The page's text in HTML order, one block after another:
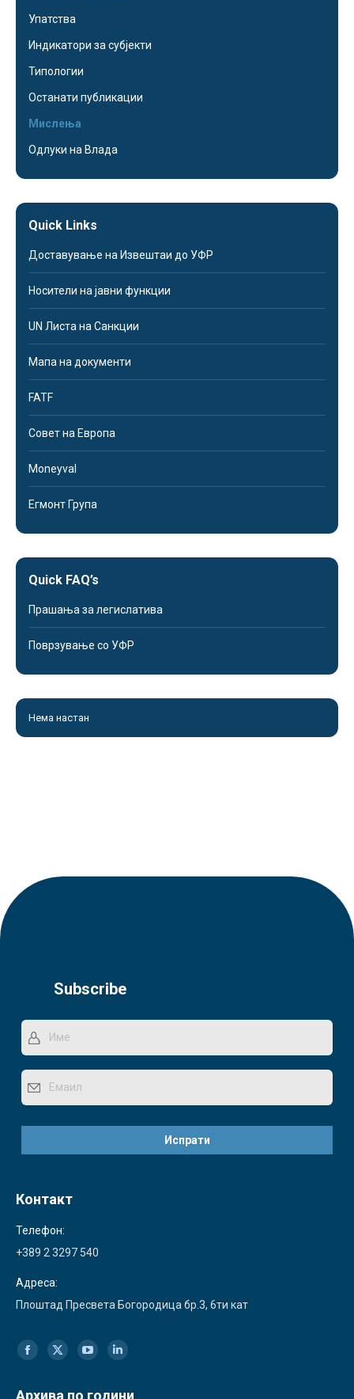
Упатства
Индикатори за субјекти
Типологии
Останати публикации
Мислења
Одлуки на Влада
Quick Links
Доставување на Извештаи до УФР
Носители на јавни функции
UN Листа на Санкции
Мапа на документи
FATF
Совет на Европа
Moneyval
Егмонт Група
Quick FAQ’s
Прашања за легислатива
Поврзување со УФР
Нема настан
Subscribe
Контакт
Телефон:
+389 2 3297 540
Адреса:
Плоштад Пресвета Богородица бр.3, 6ти кат
Find us on:
Facebook
page
X
page
YouTube
page
Linkedin
page
Архива по години